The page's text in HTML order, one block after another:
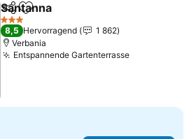
TeilenZu Favoriten hinzufügen
Santanna
3 Sterne
8,5 Hervorragend
1 862
Verbania
Entspannende Gartenterrasse